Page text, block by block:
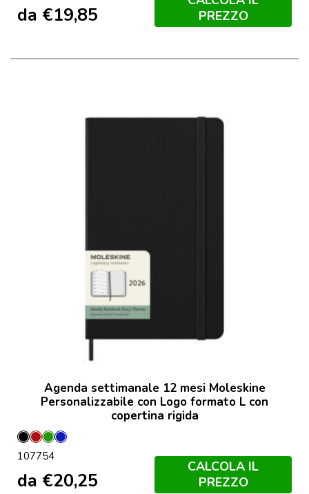
da €19,85
PREZZO
Agenda settimanale 12 mesi Moleskine
Personalizzabile con Logo formato L con
copertina rigida
NeroScarlatto
Verde
Mirto
Zaffiro
107754
da €20,25
CALCOLA IL
PREZZO